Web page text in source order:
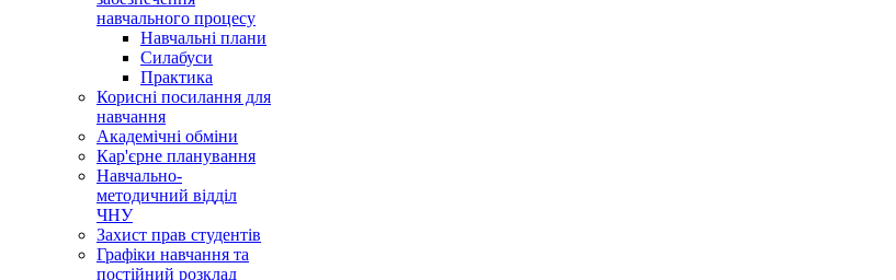
навчального процесу
Навчальні плани
Силабуси
Практика
Корисні посилання для
навчання
Академічні обміни
Кар'єрне планування
Навчально-
методичний відділ
ЧНУ
Захист прав студентів
Графіки навчання та
постійний розклад